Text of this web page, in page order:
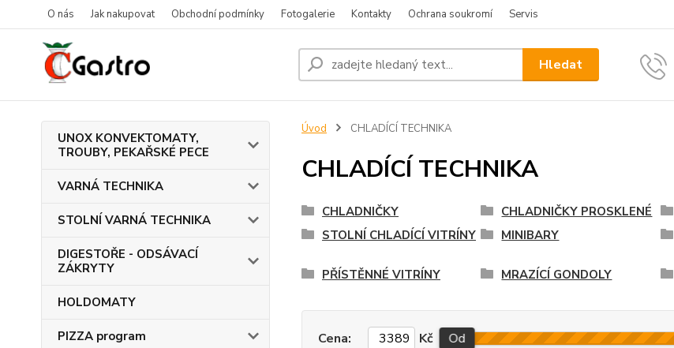
O nás Jak nakupovat Obchodní podmínky Fotogalerie Kontakty Ochrana soukromí Servis
Hledat
UNOX KONVEKTOMATY,
TROUBY, PEKAŘSKÉ PECE
VARNÁ TECHNIKA
STOLNÍ VARNÁ TECHNIKA
DIGESTOŘE - ODSÁVACÍ
ZÁKRYTY
HOLDOMATY
PIZZA program
Úvod CHLADÍCÍ TECHNIKA
CHLADÍCÍ TECHNIKA
CHLADNIČKY CHLADNIČKY PROSKLENÉ
STOLNÍ CHLADÍCÍ VITRÍNY
MINIBARY
PŘÍSTĚNNÉ VITRÍNY MRAZÍCÍ GONDOLY
Cena: Kč Od